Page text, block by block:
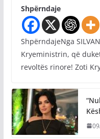
Shpërndaje
ShpërndajeNga
Kryeministrin, që
revoltës rinore! Zoti